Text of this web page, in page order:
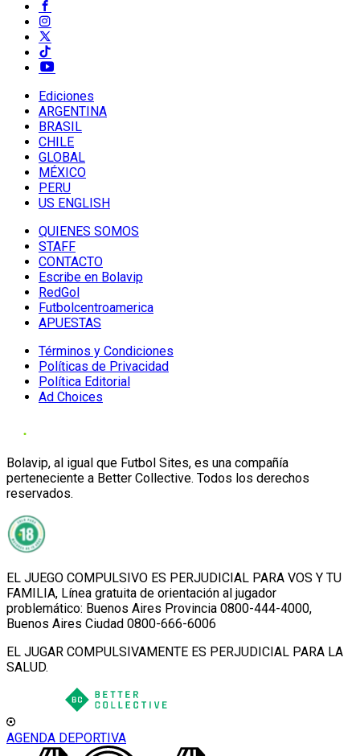
Ediciones
ARGENTINA
BRASIL
CHILE
GLOBAL
MÉXICO
PERU
US ENGLISH
QUIENES SOMOS
STAFF
CONTACTO
Escribe en Bolavip
RedGol
Futbolcentroamerica
APUESTAS
Términos y Condiciones
Políticas de Privacidad
Política Editorial
Ad Choices
Bolavip, al igual que Futbol Sites, es una compañía
perteneciente a Better Collective. Todos los derechos
reservados.
EL JUEGO COMPULSIVO ES PERJUDICIAL PARA VOS Y TU
FAMILIA, Línea gratuita de orientación al jugador
problemático: Buenos Aires Provincia 0800-444-4000,
Buenos Aires Ciudad 0800-666-6006
EL JUGAR COMPULSIVAMENTE ES PERJUDICIAL PARA LA
SALUD.
AGENDA DEPORTIVA